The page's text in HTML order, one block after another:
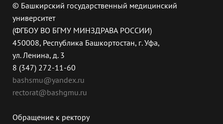
© Башкирский государственный медицинский
университет
(ФГБОУ ВО БГМУ МИНЗДРАВА РОССИИ)
450008, Республика Башкортостан, г. Уфа,
ул. Ленина, д. 3
8 (347) 272-11-60
bashsmu@yandex.ru
rectorat@bashgmu.ru
Обращение к ректору